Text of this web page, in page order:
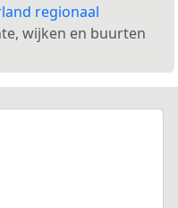
regionaal
wijken en buurten